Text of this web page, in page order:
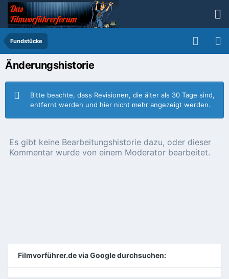
Fundstücke
Änderungshistorie
Bitte beachte, dass Revisionen, die älter als 30 Tage sind,
entfernt werden und hier nicht mehr angezeigt werden.
Es gibt keine Bearbeitungshistorie dazu, oder dieser
Kommentar wurde von einem Moderator bearbeitet.
Filmvorführer.de via Google durchsuchen: